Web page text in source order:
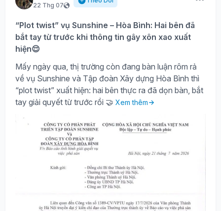
22 Thg 07
“Plot twist” vụ Sunshine – Hòa Bình: Hai bên đã
bắt tay từ trước khi thông tin gây xôn xao xuất
hiện😌
Mấy ngày qua, thị trường còn đang bàn luận rôm rả
về vụ Sunshine và Tập đoàn Xây dựng Hòa Bình thì
“plot twist” xuất hiện: hai bên thực ra đã dọn bàn, bắt
tay giải quyết từ trước rồi 🤝 Xem thêm